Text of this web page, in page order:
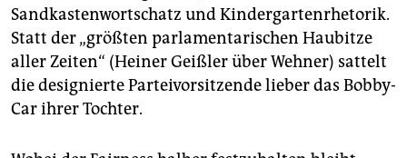
Sandkastenwortschatz und Kindergartenrhetorik.
Statt der „größten parlamentarischen Haubitze
aller Zeiten“ (Heiner Geißler über Wehner) sattelt
die designierte Parteivorsitzende lieber das Bobby-
Car ihrer Tochter.